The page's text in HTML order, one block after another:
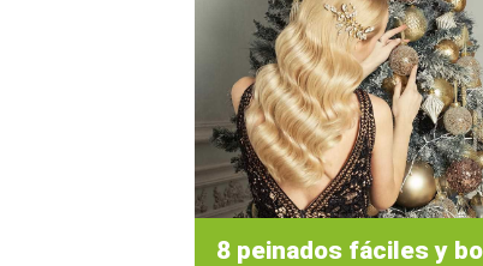
8 peinados fáciles y